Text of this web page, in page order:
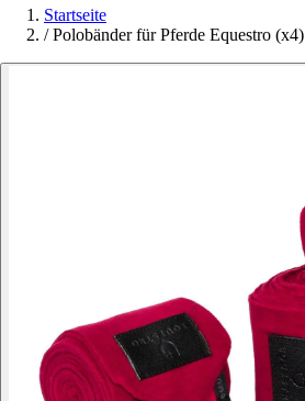
Startseite
/ Polobänder für Pferde Equestro (x4)